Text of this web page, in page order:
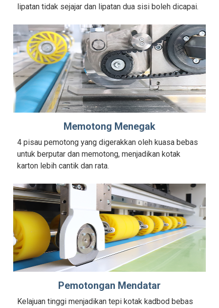
lipatan tidak sejajar dan lipatan dua sisi boleh dicapai.
Memotong Menegak
4 pisau pemotong yang digerakkan oleh kuasa bebas
untuk berputar dan memotong, menjadikan kotak
karton lebih cantik dan rata.
Pemotongan Mendatar
Kelajuan tinggi menjadikan tepi kotak kadbod bebas